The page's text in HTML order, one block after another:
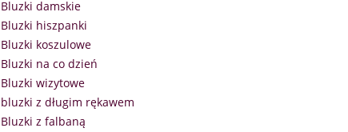
Bluzki damskie
Bluzki hiszpanki
Bluzki koszulowe
Bluzki na co dzień
Bluzki wizytowe
bluzki z długim rękawem
Bluzki z falbaną